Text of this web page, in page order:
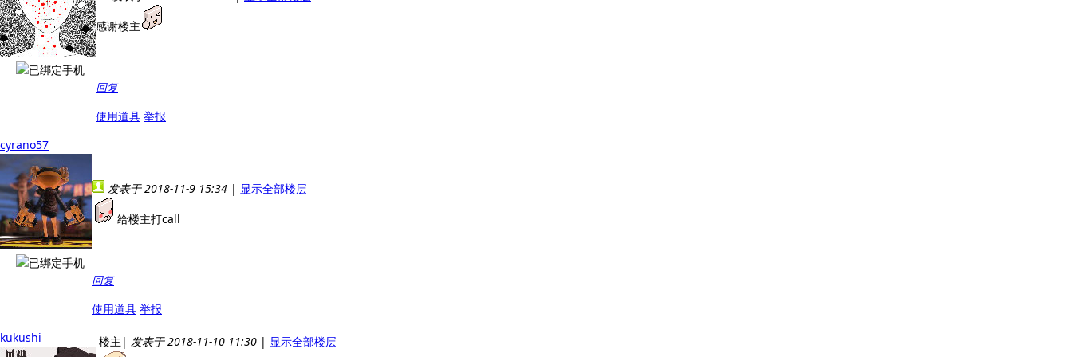
感谢楼主
回复
使用道具 举报
cyrano57
发表于 2018-11-9 15:34 | 显示全部楼层
给楼主打call
回复
使用道具 举报
kukushi
楼主 | 发表于 2018-11-10 11:30 | 显示全部楼层